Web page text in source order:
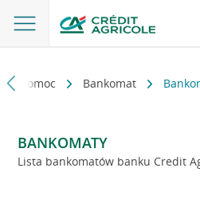
i pomoc Bankomat
BANKOMATY
Lista bankomatów banku Credit